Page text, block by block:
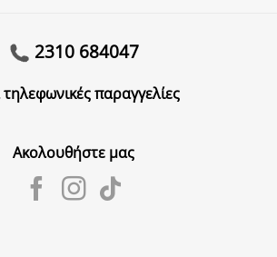
2310 684047
τηλεφωνικές παραγγελίες
Ακολουθήστε μας